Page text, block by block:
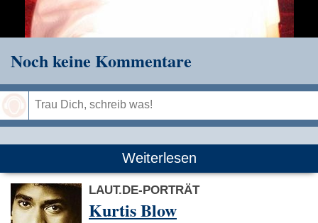
Noch keine Kommentare
Weiterlesen
LAUT.DE-PORTRÄT
Kurtis Blow